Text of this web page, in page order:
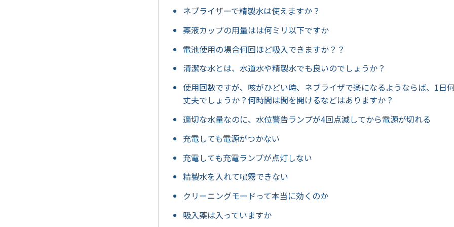
ネブライザーで精製水は使えますか？
薬液カップの用量はは何ミリ以下ですか
電池使用の場合何回ほど吸入できますか？？
清潔な水とは、水道水や精製水でも良いのでしょうか？
使用回数ですが、咳がひどい時、ネブライザで楽になるようならば、1日
丈夫でしょうか？何時間は間を開けるなどはありますか？
適切な水量なのに、水位警告ランプが4回点滅してから電源が切れる
充電しても電源がつかない
充電しても充電ランプが点灯しない
精製水を入れて噴霧できない
クリーニングモードって本当に効くのか
吸入薬は入っていますか